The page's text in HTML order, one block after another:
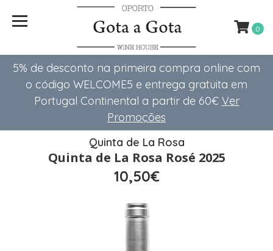
5% de desconto na primeira compra online com
o código WELCOME5 e entrega gratuita em
Portugal Continental a partir de 60€ Ver
Promoções
0
Quinta de La Rosa
Quinta de La Rosa Rosé 2025
10,50€